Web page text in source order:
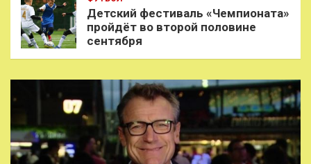
Детский фестиваль «Чемпионата»
пройдёт во второй половине
сентября